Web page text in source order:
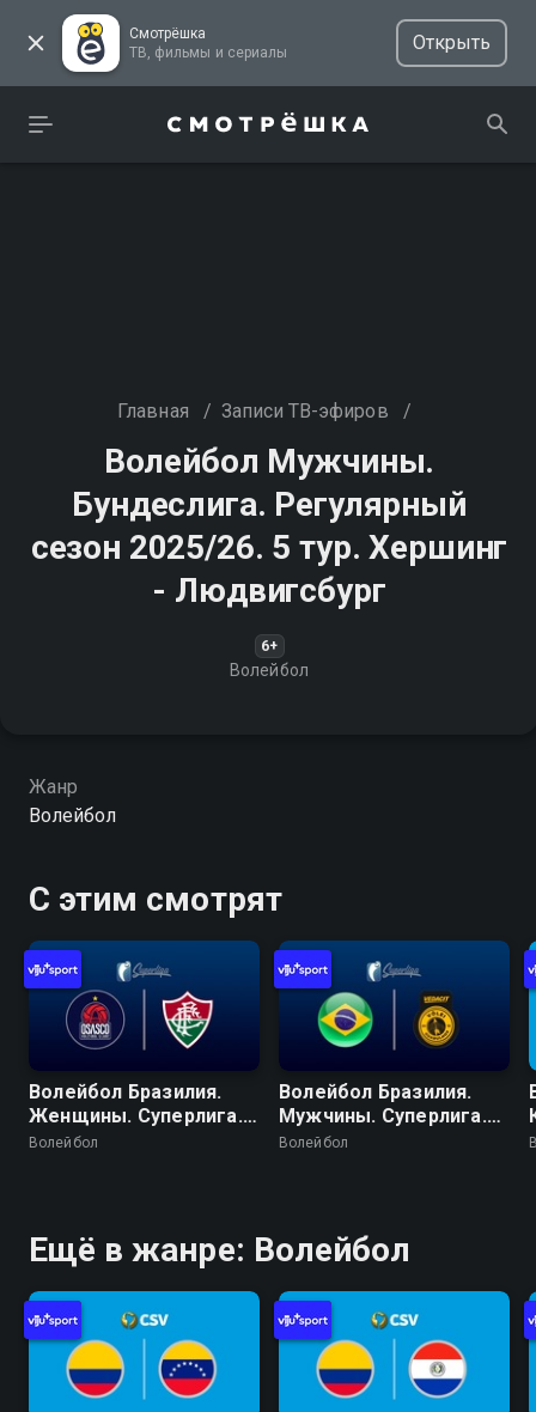
Смотрёшка
ТВ, фильмы и сериалы
Открыть
Главная / Записи ТВ-эфиров /
Волейбол Мужчины.
Бундеслига. Регулярный
сезон 2025/26. 5 тур. Хершинг
- Людвигсбург
6+
Волейбол
Жанр
Волейбол
С этим смотрят
Волейбол Бразилия.
Женщины. Суперлига.
Регулярный сезон
Волейбол
Волейбол Бразилия.
Мужчины. Суперлига.
Регулярный сезон
Волейбол
Ещё в жанре: Волейбол